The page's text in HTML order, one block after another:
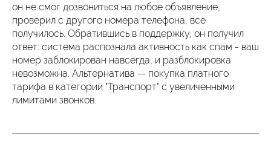
он не смог дозвониться на любое объявление,
проверил с другого номера телефона, все
получилось. Обратившись в поддержку, он получил
ответ: система распознала активность как спам - ваш
номер заблокирован навсегда, и разблокировка
невозможна. Альтернатива — покупка платного
тарифа в категории "Транспорт" с увеличенными
лимитами звонков.